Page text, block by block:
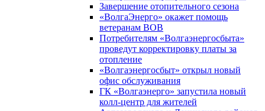
Завершение отопительного сезона
«ВолгаЭнерго» окажет помощь
ветеранам ВОВ
Потребителям «Волгаэнергосбыта»
проведут корректировку платы за
отопление
«Волгаэнергосбыт» открыл новый
офис обслуживания
ГК «Волгаэнерго» запустила новый
колл-центр для жителей